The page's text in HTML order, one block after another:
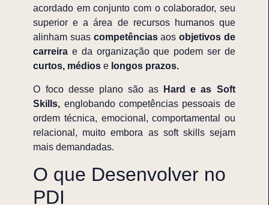
acordado em conjunto com o colaborador, seu
superior e a área de recursos humanos que
alinham suas competênciasaos objetivos de
carreira e da organização que podem ser de
curtos, médiose longos prazos.
O foco desse plano são as
Hard e as Soft
Skills, englobando competências pessoais de
ordem técnica, emocional, comportamental ou
relacional, muito embora as soft skills sejam
mais demandadas.
O que Desenvolver no
PDI